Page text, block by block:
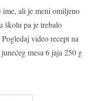
ime, ali je meni omiljeno
školu pa je trebalo
video recept na
mesa 6 jaja 250 g